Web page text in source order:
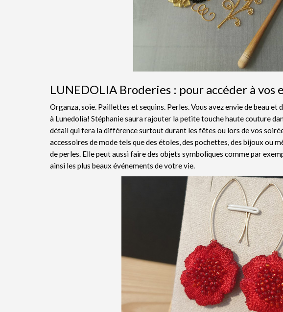
LUNEDOLIA Broderies : pour accéder à vos
Organza, soie. Paillettes et sequins. Perles. Vous avez envie de beau et
à Lunedolia! Stéphanie saura rajouter la petite touche haute couture
détail qui fera la différence surtout durant les fêtes ou lors de vos
accessoires de mode tels que des étoles, des pochettes, des bijoux ou
de perles. Elle peut aussi faire des objets symboliques comme par
ainsi les plus beaux événements de votre vie.